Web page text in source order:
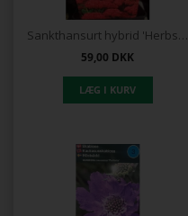
Sankthansurt hybrid 'Herbstfreude'
59,00 DKK